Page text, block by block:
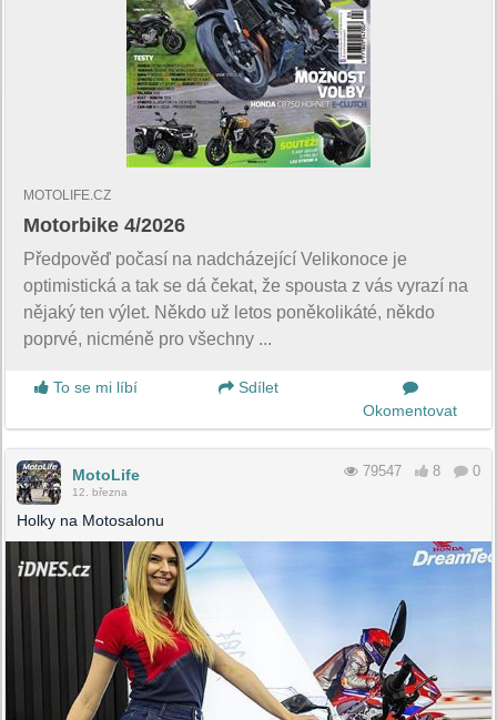
MOTOLIFE.CZ
Motorbike 4/2026
Předpověď počasí na nadcházející Velikonoce je
optimistická a tak se dá čekat, že spousta z vás vyrazí na
nějaký ten výlet. Někdo už letos poněkolikáté, někdo
poprvé, nicméně pro všechny ...
To se mi líbí
Sdílet
Okomentovat
MotoLife
12. března
79547 8 0
Holky na Motosalonu